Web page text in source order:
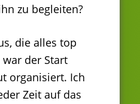
zu begleiten?
die alles top
der Start
organisiert. Ich
Zeit auf das